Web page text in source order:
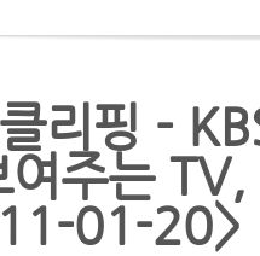
리핑 -
여주는
01-20>